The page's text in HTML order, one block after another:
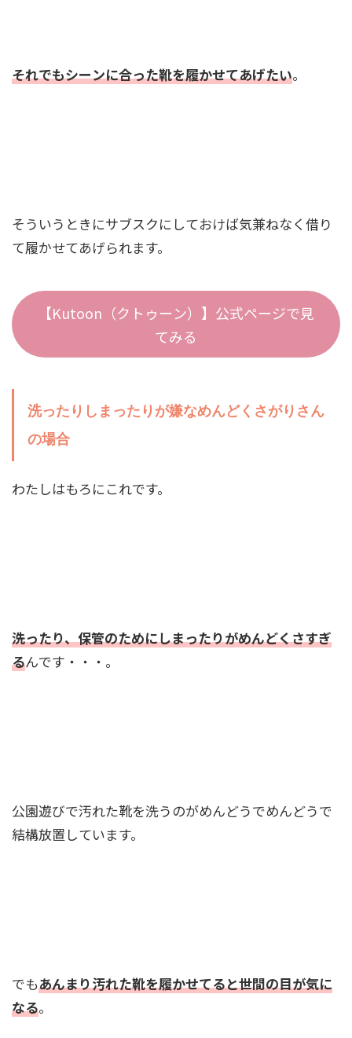
それでもシーンに合った靴を履かせてあげたい。
そういうときにサブスクにしておけば気兼ねなく借り
て履かせてあげられます。
【Kutoon（クトゥーン）】公式ページで見
てみる
洗ったりしまったりが嫌なめんどくさがりさん
の場合
わたしはもろにこれです。
洗ったり、保管のためにしまったりがめんどくさすぎ
るんです・・・。
公園遊びで汚れた靴を洗うのがめんどうでめんどうで
結構放置しています。
でもあんまり汚れた靴を履かせてると世間の目が気に
なる。